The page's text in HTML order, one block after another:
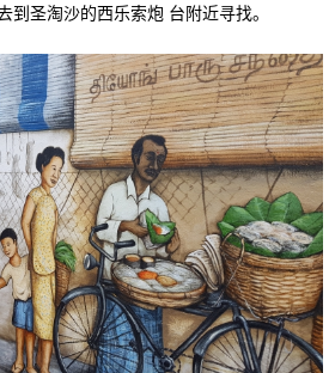
到圣淘沙的西乐索炮 台附近寻找。